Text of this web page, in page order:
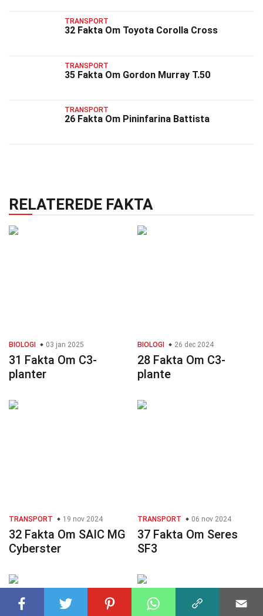
TRANSPORT
32 Fakta Om Toyota Corolla Cross
TRANSPORT
35 Fakta Om Gordon Murray T.50
TRANSPORT
26 Fakta Om Pininfarina Battista
RELATEREDE FAKTA
BIOLOGI 03 jan 2025
31 Fakta Om C3-
planter
BIOLOGI 26 dec 2024
28 Fakta Om C3-
plante
TRANSPORT 19 nov 2024
32 Fakta Om SAIC MG
Cyberster
TRANSPORT 06 nov 2024
37 Fakta Om Seres
SF3